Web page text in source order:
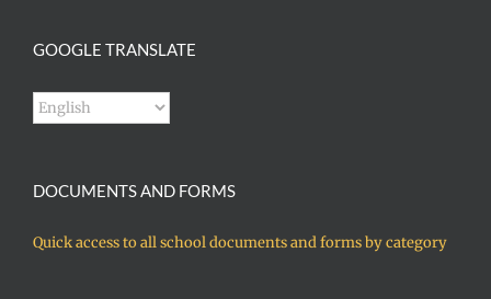
GOOGLE TRANSLATE
DOCUMENTS AND FORMS
Quick access to all school documents and forms by category